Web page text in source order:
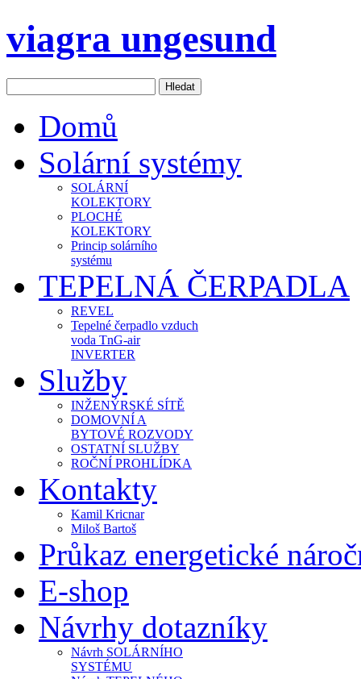
viagra ungesund
Domů
Solární systémy
SOLÁRNÍ
KOLEKTORY
PLOCHÉ
KOLEKTORY
Princip solárního
systému
TEPELNÁ ČERPADLA
REVEL
Tepelné čerpadlo vzduch
voda TnG-air
INVERTER
Služby
INŽENÝRSKÉ SÍTĚ
DOMOVNÍ A
BYTOVÉ ROZVODY
OSTATNÍ SLUŽBY
ROČNÍ PROHLÍDKA
Kontakty
Kamil Kricnar
Miloš Bartoš
Průkaz energetické
E-shop
Návrhy dotazníky
Návrh SOLÁRNÍHO
SYSTÉMU